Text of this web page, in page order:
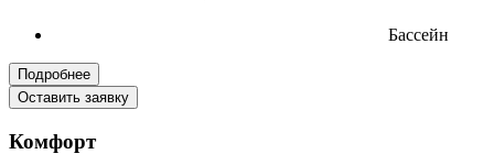
Бассейн
Подробнее
Оставить заявку
Комфорт